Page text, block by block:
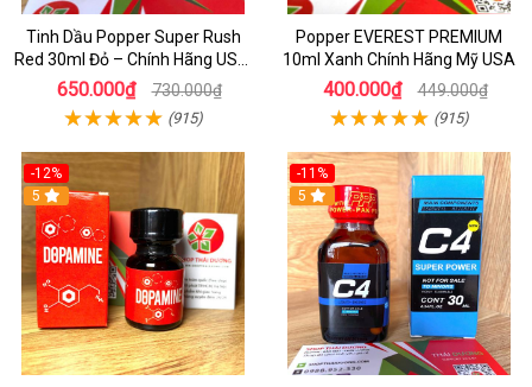
Tinh Dầu Popper Super Rush
Red 30ml Đỏ – Chính Hãng USA,
Kích Thích Mạnh, Tăng Hưng
Phấn
650.000₫ 730.000₫
(915)
Popper EVEREST PREMIUM
10ml Xanh Chính Hãng Mỹ USA
400.000₫ 449.000₫
(915)
-12%
5
-11%
5